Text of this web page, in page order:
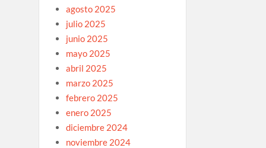
agosto 2025
julio 2025
junio 2025
mayo 2025
abril 2025
marzo 2025
febrero 2025
enero 2025
diciembre 2024
noviembre 2024